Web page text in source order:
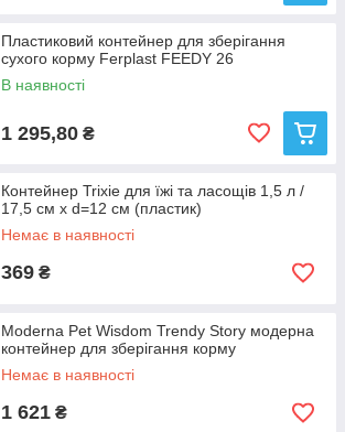
Пластиковий контейнер для зберігання
сухого корму Ferplast FEEDY 26
В наявності
1 295,80 ₴
Контейнер Trixie для їжі та ласощів 1,5 л /
17,5 см x d=12 см (пластик)
Немає в наявності
369 ₴
Moderna Pet Wisdom Trendy Story модерна
контейнер для зберігання корму
Немає в наявності
1 621 ₴